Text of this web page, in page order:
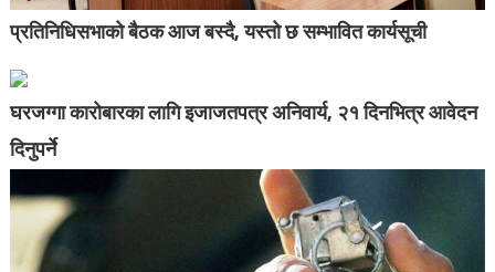
प्रतिनिधिसभाको बैठक आज बस्दै, यस्तो छ सम्भावित कार्यसूची
घरजग्गा कारोबारका लागि इजाजतपत्र अनिवार्य, २१ दिनभित्र आवेदन
दिनुपर्ने